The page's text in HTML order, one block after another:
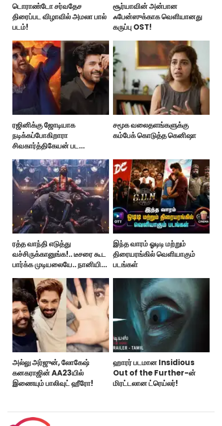
டொராண்டோ சர்வதேச
திரைப்பட விழாவில் அமலா பால்
படம்!
சூர்யாவின் அன்பான
ஃபேன்ஸுக்காக வெளியானது
கருப்பு OST!
ரஜினிக்கு ஜோடியாக
நடிக்கப்போகிறாரா
சிவகார்த்திகேயன் பட
சமூக வலைதளங்களுக்கு
கம்பேக் கொடுத்த கெனிஷா
ரத்த வாந்தி எடுத்து
வச்சிருக்கானுங்க!.. டீசரை கூட
பார்க்க முடியலையே.. நானியின்
இந்த வாரம் ஓடிடி மற்றும்
திரையரங்கில் வெளியாகும்
படங்கள்
அல்லு அர்ஜுன், லோகேஷ்
கனகராஜின் AA23யில்
இணையும் பாலிவுட் ஹீரோ!
ஹாரர் படமான Insidious
Out of the Further-ன்
மிரட்டலான ட்ரெய்லர்!